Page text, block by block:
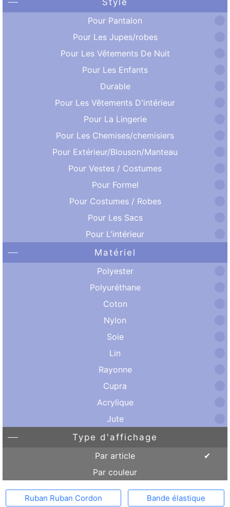
Style
Pour Pantalon
Pour Les Jupes/robes
Pour Les Vêtements De Nuit
Pour Les Enfants
Durable
Pour Les Vêtements D'intérieur
Pour La Lingerie
Pour Les Chemises/chemisiers
Pour Extérieur/Blouson/Manteau
Pour Vestes / Costumes
Pour Formel
Pour Costumes / Robes
Pour Les Sacs
Pour L'intérieur
Matériel
Polyester
Polyuréthane
Coton
Nylon
Soie
Lin
Rayonne
Cupra
Acrylique
Jute
Type d'affichage
Par article
Par couleur
Ruban Ruban Cordon Bande élastique